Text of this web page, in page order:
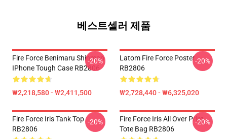
베스트셀러 제품
Fire Force Benimaru Shinmon
IPhone Tough Case RB2806
₩2,218,580 - ₩2,411,500
-20%
Latom Fire Force Poster
RB2806
₩2,728,440 - ₩6,325,020
-20%
Fire Force Iris Tank Top
RB2806
-20%
Fire Force Iris All Over Print
Tote Bag RB2806
-20%